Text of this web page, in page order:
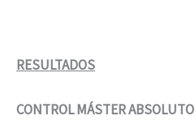
RESULTADOS
CONTROL MÁSTER ABSOLUTO